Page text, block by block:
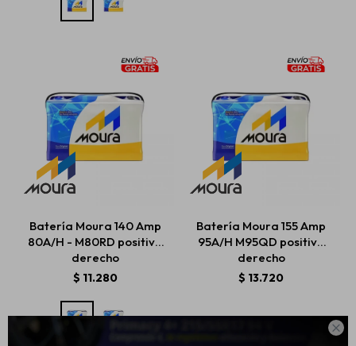

Batería Moura 140 Amp
80A/H - M80RD positivo
derecho
$ 11.280
Batería Moura 155 Amp
95A/H M95QD positivo
derecho
$ 13.720